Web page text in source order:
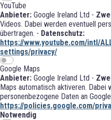
YouTube
Anbieter: Google Ireland Ltd -
Videos. Dabei werden eventuell
übertragen. - Datenschutz:
https://www.youtube.com/intl/
settings/privacy/
Google Maps
Anbieter: Google Ireland Ltd -
Maps automatisch aktiveren. Dabei
personenbezogene Daten an
https://policies.google.com/
Notwendig